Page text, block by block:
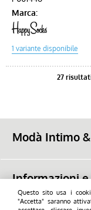
Questo sito usa i
"Accetta" saranno
Marca:
27
Modà Intimo
tel. (+39) 0545
mail:
WhatsApp: (+39)
Informazioni e
Chi Siamo